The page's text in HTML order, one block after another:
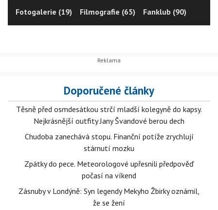
Fotogalerie (19) Filmografie (65) Fanklub (90)
Doporučené články
Těsně před osmdesátkou strčí mladší kolegyně do kapsy.
Nejkrásnější outfity Jany Švandové berou dech
Chudoba zanechává stopu. Finanční potíže zrychlují
stárnutí mozku
Zpátky do pece. Meteorologové upřesnili předpověď
počasí na víkend
Zásnuby v Londýně: Syn legendy Mekyho Žbirky oznámil,
že se žení